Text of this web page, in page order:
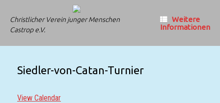
springenChristlicher Verein junger Menschen
Castrop e.V.
Weitere
Informationen
Siedler-von-Catan-Turnier
View Calendar